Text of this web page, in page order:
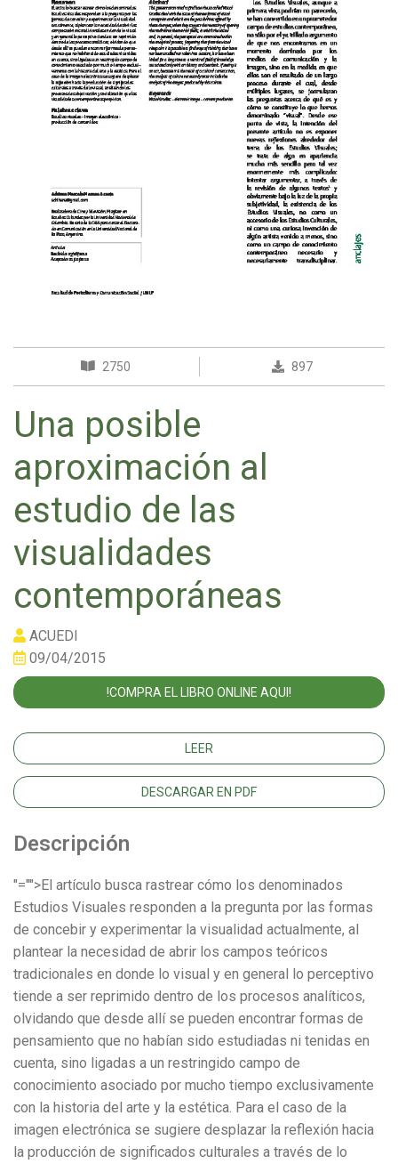
2750 897
Una posible
aproximación al
estudio de las
visualidades
contemporáneas
ACUEDI
09/04/2015
!COMPRA EL LIBRO ONLINE AQUI!
LEER
DESCARGAR EN PDF
Descripción
"="">El artículo busca rastrear cómo los denominados
Estudios Visuales responden a la pregunta por las formas
de concebir y experimentar la visualidad actualmente, al
plantear la necesidad de abrir los campos teóricos
tradicionales en donde lo visual y en general lo perceptivo
tiende a ser reprimido dentro de los procesos analíticos,
olvidando que desde allí se pueden encontrar formas de
pensamiento que no habían sido estudiadas ni tenidas en
cuenta, sino ligadas a un restringido campo de
conocimiento asociado por mucho tiempo exclusivamente
con la historia del arte y la estética. Para el caso de la
imagen electrónica se sugiere desplazar la reflexión hacia
la producción de significados culturales a través de lo